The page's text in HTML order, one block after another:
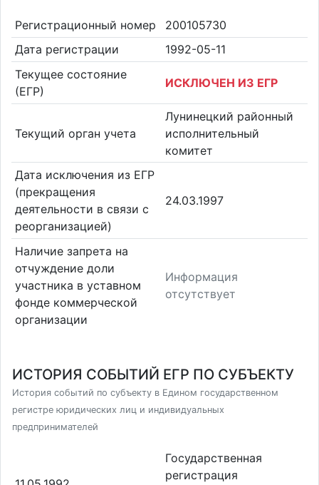
Регистрационный номер
200105730
Дата регистрации
1992-05-11
Текущее состояние
(ЕГР)
ИСКЛЮЧЕН ИЗ ЕГР
Текущий орган учета
Лунинецкий районный
исполнительный
комитет
Дата исключения из ЕГР
(прекращения
деятельности в связи с
реорганизацией)
24.03.1997
Наличие запрета на
отчуждение доли
участника в уставном
фонде коммерческой
организации
Информация
отсутствует
ИСТОРИЯ СОБЫТИЙ ЕГР ПО СУБЪЕКТУ
История событий по субъекту в Едином государственном
регистре юридических лиц и индивидуальных
предпринимателей
Государственная
регистрация